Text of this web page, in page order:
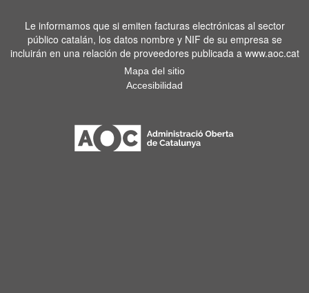
Le informamos que si emiten facturas electrónicas al sector
público catalán, los datos nombre y NIF de su empresa se
incluirán en una relación de proveedores publicada a www.aoc.cat
Mapa del sitio
Accesibilidad